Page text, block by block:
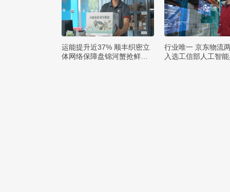
运能提升近37% 顺丰织密立
体网络保障盘锦河蟹抢鲜出
行业唯一 京东物流
入选工信部人工智